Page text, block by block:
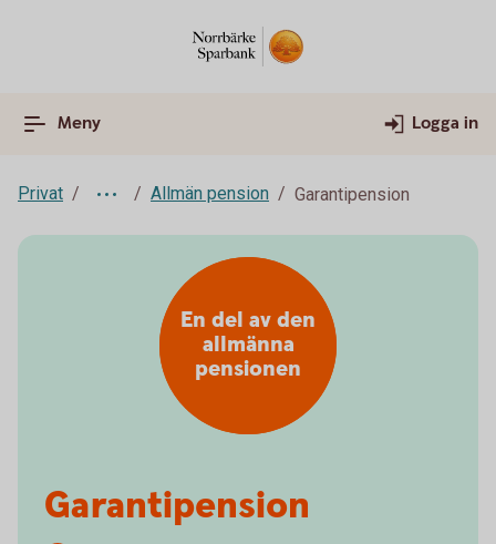
Meny Logga in
Privat Allmän pension Garantipension
Garantipension
En del av den
allmänna
pensionen